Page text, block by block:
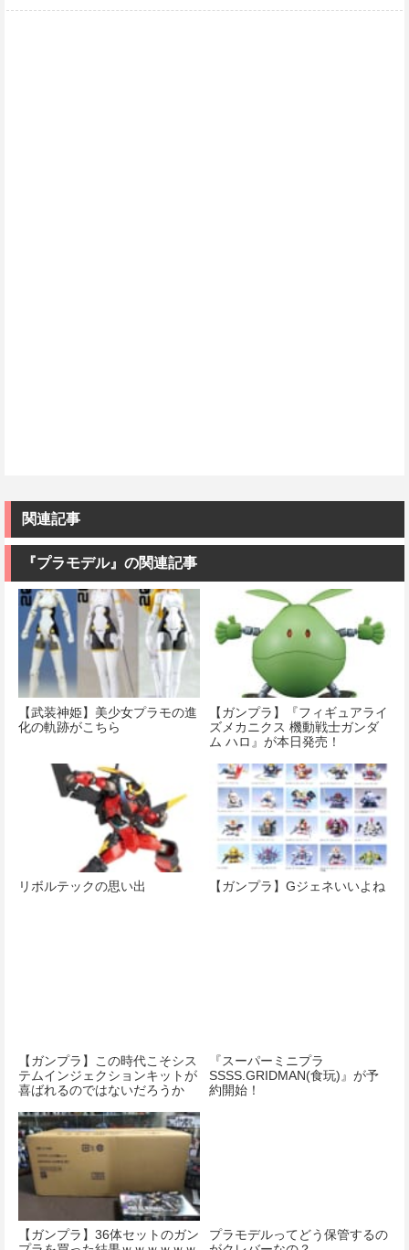
関連記事
『プラモデル』の関連記事
【武装神姫】美少女プラモの進
化の軌跡がこちら
【ガンプラ】『フィギュアライ
ズメカニクス 機動戦士ガンダ
ム ハロ』が本日発売！
リボルテックの思い出 【ガンプラ】Gジェネいいよね
【ガンプラ】この時代こそシス
テムインジェクションキットが
喜ばれるのではないだろうか
『スーパーミニプラ
SSSS.GRIDMAN(食玩)』が予
約開始！
【ガンプラ】36体セットのガン
プラモデルってどう保管するの